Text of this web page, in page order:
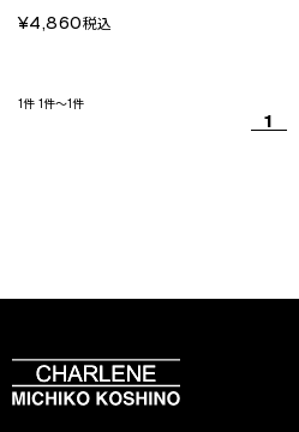
¥4,860税込
1件 1件～1件
1